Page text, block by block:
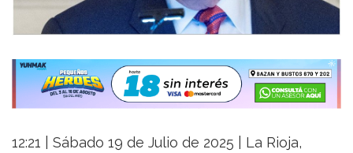
12:21 | Sábado 19 de Julio de 2025 | La Rioja,